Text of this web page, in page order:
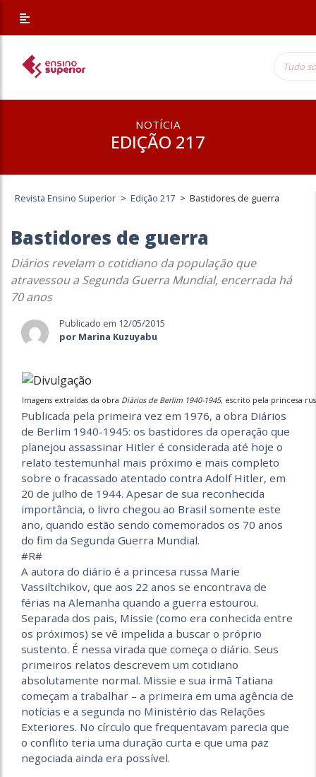
NOTÍCIA
EDIÇÃO 217
Revista Ensino Superior > Edição 217 > Bastidores de guerra
Bastidores de guerra
Diários revelam o cotidiano da população que
atravessou a Segunda Guerra Mundial, encerrada há
70 anos
Publicado em 12/05/2015
por Marina Kuzuyabu
Imagens extraídas da obra Diários de Berlim 1940-1945, escrito pela princesa
Publicada pela primeira vez em 1976, a obra Diários
de Berlim 1940-1945: os bastidores da operação que
planejou assassinar Hitler é considerada até hoje o
relato testemunhal mais próximo e mais completo
sobre o fracassado atentado contra Adolf Hitler, em
20 de julho de 1944. Apesar de sua reconhecida
importância, o livro chegou ao Brasil somente este
ano, quando estão sendo comemorados os 70 anos
do fim da Segunda Guerra Mundial.
#R#
A autora do diário é a princesa russa Marie
Vassiltchikov, que aos 22 anos se encontrava de
férias na Alemanha quando a guerra estourou.
Separada dos pais, Missie (como era conhecida entre
os próximos) se vê impelida a buscar o próprio
sustento. É nessa virada que começa o diário. Seus
primeiros relatos descrevem um cotidiano
absolutamente normal. Missie e sua irmã Tatiana
começam a trabalhar – a primeira em uma agência de
notícias e a segunda no Ministério das Relações
Exteriores. No círculo que frequentavam parecia que
o conflito teria uma duração curta e que uma paz
negociada ainda era possível.